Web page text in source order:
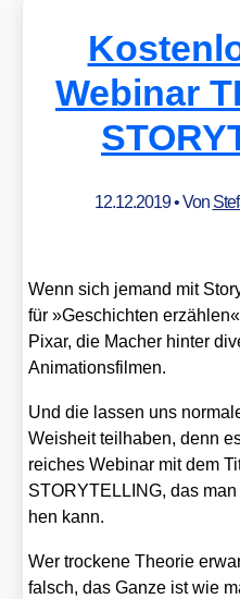
Webinar
12.12.2019• Von
Wenn sich jemand mit
für »Geschich­ten
Pix­ar, die Macher hin­ter
Ani­ma­ti­ons­fil­men.
Und die las­sen uns
Weis­heit teil­ha­ben, denn
rei­ches Web­i­nar mit dem
STORYTELLING, das
hen kann.
Wer tro­cke­ne Theo­rie
falsch, das Gan­ze ist wie